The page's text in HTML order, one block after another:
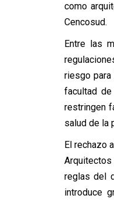
como
Cencosud.
Entre las
riesgo
facultad
restringen
salud de la
El rechazo
reglas del
introduce